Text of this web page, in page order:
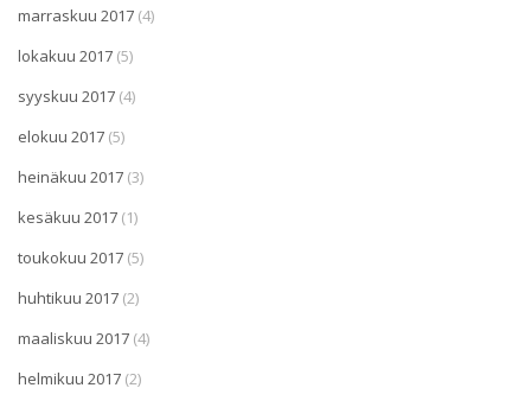
marraskuu 2017 (4)
lokakuu 2017 (5)
syyskuu 2017 (4)
elokuu 2017 (5)
heinäkuu 2017 (3)
kesäkuu 2017 (1)
toukokuu 2017 (5)
huhtikuu 2017 (2)
maaliskuu 2017 (4)
helmikuu 2017 (2)